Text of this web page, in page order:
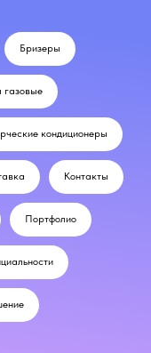
Бризеры
газовые
кондиционеры
Контакты
Портфолио